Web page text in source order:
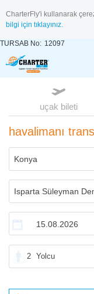
CharterFly'i kullanarak
bilgi için tıklayınız.
TURSAB No: 12097
uçak bileti
havalimanı
2 Yolcu